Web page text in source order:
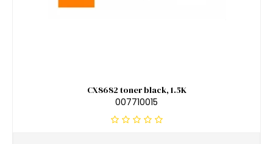
CX8682 toner black, 1.5K
007710015